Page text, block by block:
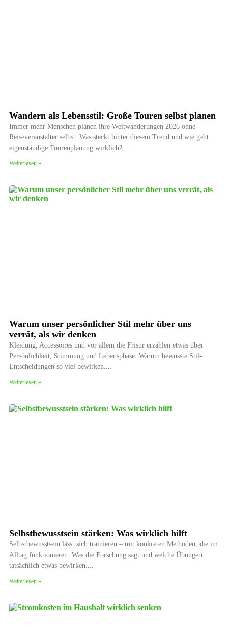
Wandern als Lebensstil: Große Touren selbst planen
Immer mehr Menschen planen ihre Weitwanderungen 2026 ohne
Reiseveranstalter selbst. Was steckt hinter diesem Trend und wie geht
eigenständige Tourenplanung wirklich?
Weiterlesen »
Warum unser persönlicher Stil mehr über uns
verrät, als wir denken
Kleidung, Accessoires und vor allem die Frisur erzählen etwas über
Persönlichkeit, Stimmung und Lebensphase. Warum bewusste Stil-
Entscheidungen so viel bewirken.
Weiterlesen »
Selbstbewusstsein stärken: Was wirklich hilft
Selbstbewusstsein lässt sich trainieren – mit konkreten Methoden, die im
Alltag funktionieren. Was die Forschung sagt und welche Übungen
tatsächlich etwas bewirken.
Weiterlesen »